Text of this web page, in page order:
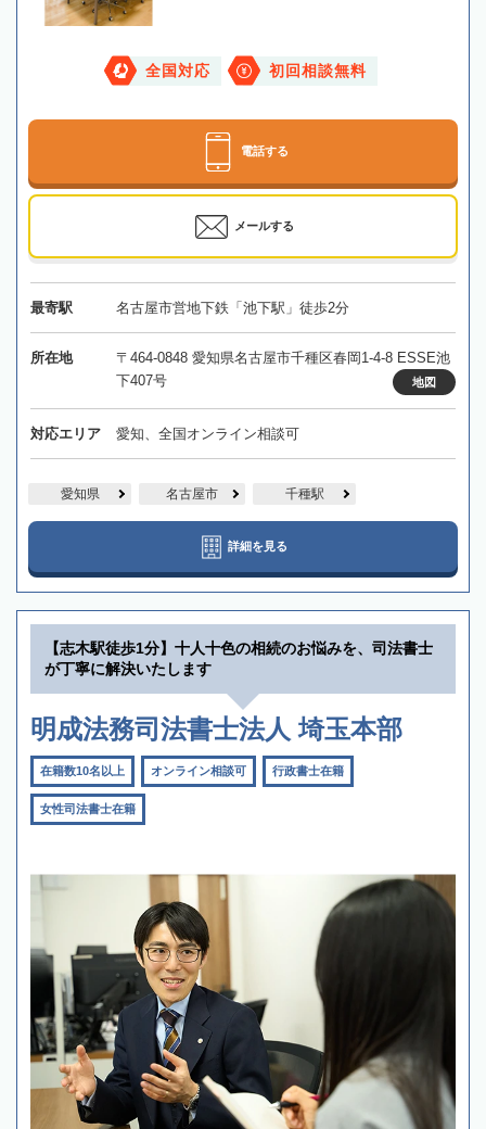
全国対応 初回相談無料
電話する
メールする
最寄駅 名古屋市営地下鉄「池下駅」徒歩2分
所在地
〒464-0848 愛知県名古屋市千種区春岡1-4-8 ESSE池
下407号
地図
対応エリア 愛知、全国オンライン相談可
愛知県 名古屋市 千種駅
詳細を見る
【志木駅徒歩1分】十人十色の相続のお悩みを、司法書士
が丁寧に解決いたします
明成法務司法書士法人 埼玉本部
在籍数10名以上 オンライン相談可 行政書士在籍
女性司法書士在籍